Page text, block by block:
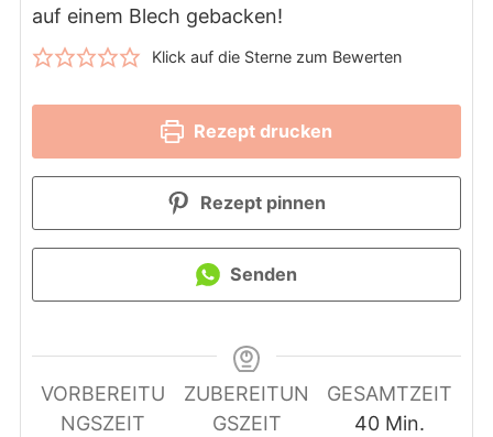
auf einem Blech gebacken!
Klick auf die Sterne zum Bewerten
Rezept drucken
Rezept pinnen
Senden
VORBEREITU
NGSZEIT
ZUBEREITUN
GSZEIT
GESAMTZEIT
40Minuten
Min.